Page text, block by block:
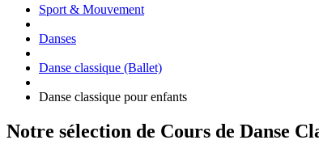
Sport & Mouvement
Danses
Danse classique (Ballet)
Danse classique pour enfants
Notre sélection de Cours de Danse